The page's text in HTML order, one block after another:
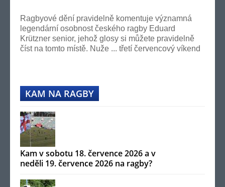
Ragbyové dění pravidelně komentuje významná
legendární osobnost českého ragby Eduard
Krützner senior, jehož glosy si můžete pravidelně
číst na tomto místě. Nuže ... třetí červencový víkend
KAM NA RAGBY
Kam v sobotu 18. července 2026 a v
neděli 19. července 2026 na ragby?